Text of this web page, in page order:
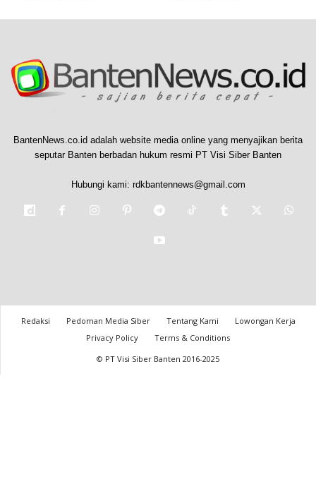
BantenNews.co.id adalah website media online yang menyajikan berita
seputar Banten berbadan hukum resmi PT Visi Siber Banten
Hubungi kami: rdkbantennews@gmail.com
Redaksi Pedoman Media Siber Tentang Kami
Lowongan Kerja
Privacy Policy
Terms & Conditions
© PT Visi Siber Banten 2016-2025